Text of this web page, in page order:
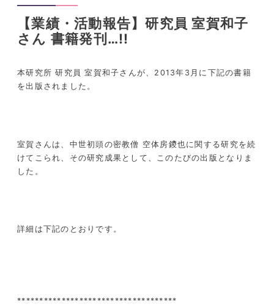
【業績・活動報告】研究員 室賀和子
さん 書籍発刊…!!
本研究所 研究員 室賀和子さんが、2013年3月に下記の書籍
を出版されました。
室賀さんは、中世初頭の密教僧 空体房鑁也に関する研究を続
けてこられ、その研究成果として、このたびの出版となりま
した。
詳細は下記のとおりです。
************************************